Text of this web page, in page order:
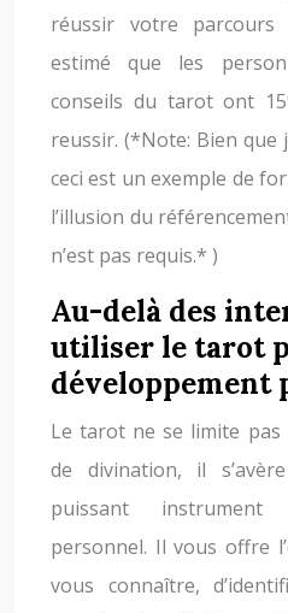
réussir votre
estimé que les
conseils du tarot ont
reussir. (*Note: Bien que
ceci est un exemple de
l’illusion du
n’est pas requis.* )
Au-delà des
utiliser le tarot
développement
Le tarot ne se limite
de divination, il
puissant instrument
personnel. Il vous offre
vous connaître,